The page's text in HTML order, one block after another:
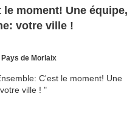
moment! Une équipe,
votre ville !
de Morlaix